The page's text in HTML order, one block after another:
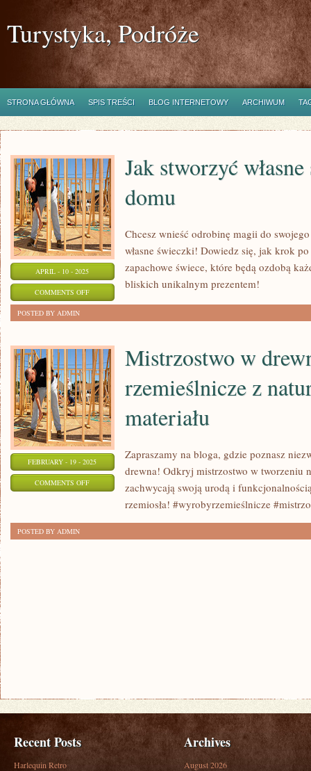
Turystyka, Podróże
STRONA GŁÓWNA SPIS TREŚCI BLOG INTERNETOWY ARCHIWUM
APRIL - 10 - 2025
COMMENTS OFFON
WŁASNE
ŚWIECZKI
W
DOMU
Jak stworzyć
domu
Chcesz wnieść odrobinę magii do
własne świeczki! Dowiedz się, jak krok
zapachowe świece, które będą ozdobą
bliskich unikalnym prezentem!
POSTED BY ADMIN
FEBRUARY - 19 - 2025
COMMENTS OFFON
Mistrzostwo w
rzemieślnicze z
materiału
Zapraszamy na bloga, gdzie poznasz
drewna! Odkryj mistrzostwo w tworzeniu
zachwycają swoją urodą i
rzemiosła! #wyrobyrzemieślnicze
POSTED BY ADMIN
Recent Posts
Harlequin Retro
Archives
August 2026